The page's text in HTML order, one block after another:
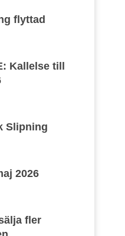
flyttad
Kallelse till
Slipning
2026
fler